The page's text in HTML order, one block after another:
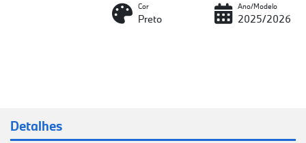
Ano/Modelo
2025/2026
Cor
Preto
Detalhes